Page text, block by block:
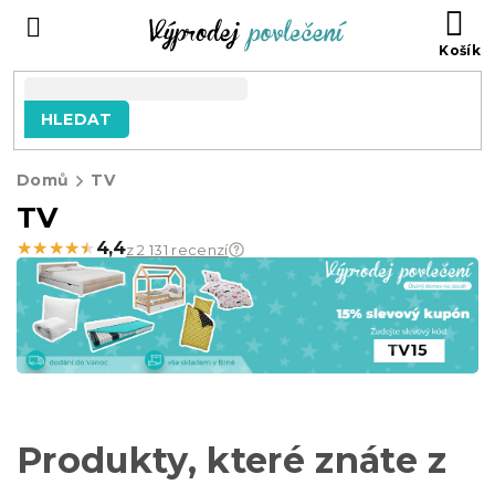
HLEDAT
Domů TV
TV
★★★★★
★★★★★ 4,4z 2 131 recenzí
Produkty, které znáte z